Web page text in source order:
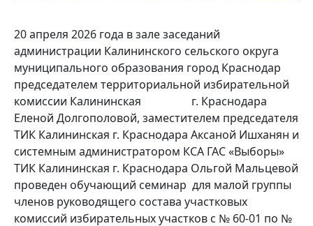
20 апреля 2026 года в зале заседаний
администрации Калининского сельского округа
муниципального образования город Краснодар
председателем территориальной избирательной
комиссии Калининская г. Краснодара
Еленой Долгополовой, заместителем председателя
ТИК Калининская г. Краснодара Аксаной Ишханян и
системным администратором КСА ГАС «Выборы»
ТИК Калининская г. Краснодара Ольгой Мальцевой
проведен обучающий семинар для малой группы
членов руководящего состава участковых
комиссий избирательных участков с № 60-01 по №